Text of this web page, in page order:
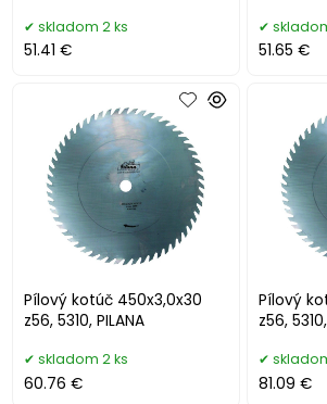
skladom 2 ks
51.41 € 51.65 €
Pílový kotúč 450x3,0x30
z56, 5310, PILANA
skladom 2 ks
60.76 €
Pílový
z56,
81.09 €